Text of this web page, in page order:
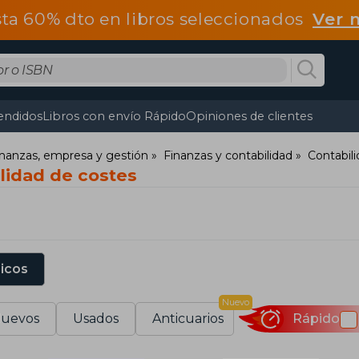
60% dto en libros seleccionadosVer
Libros con envío RápidoOpiniones de clientes
empresa y gestión Finanzas y contabilidad
de costes
Usados Anticuarios
Nuevo
Rápido